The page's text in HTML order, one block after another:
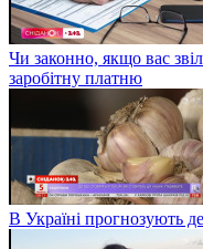
Чи законно, якщо вас
заробітну платню
В Україні прогнозують